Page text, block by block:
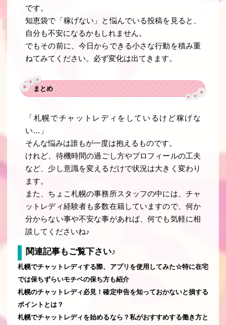
です。
知恵袋で「稼げない」と悩んでいる投稿を見ると、
自分も不安になるかもしれません。
でもその前に、今日からできる小さな行動を積み重
ねてみてください。必ず変化は出てきます。
まとめ
「札幌でチャットレディをしているけど稼げな
い…」
そんな悩みは誰もが一度は抱えるものです。
けれど、待機時間の過ごし方やプロフィールの工夫
など、少し意識を変えるだけで状況は大きく変わり
ます。
また、ちょこ札幌の事務所スタッフの中には、チャ
ットレディ経験者も多数在籍していますので、何か
分からない事や不安な事があれば、何でも気軽に相
談してくださいね♪
関連記事もご覧下さい♪
札幌でチャットレディする際、アプリを使用してみた☆特に在宅
では保ちずらいモチベの保ち方も紹介
札幌のチャットレディ必見！確定申告を知っておかないと損する
ポイントとは？
札幌でチャットレディを始めるなら？私がおすすめする働き方と